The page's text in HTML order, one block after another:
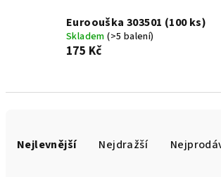
Euroouška 303501 (100 ks)
Skladem(>5 balení)
175 Kč
Nejlevnější Nejdražší